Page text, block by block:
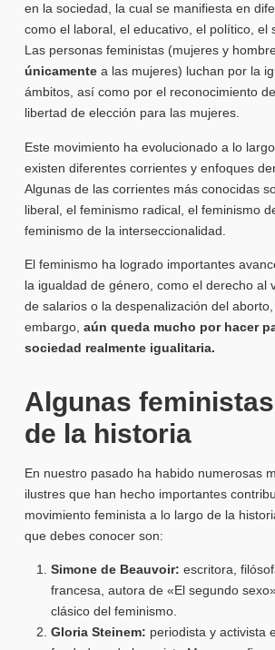
en la sociedad, la cual se manifiesta en
como el laboral, el educativo, el político, el
Las personas feministas (mujeres y
únicamentea las mujeres) luchan por la
ámbitos, así como por el reconocimiento
libertad de elección para las mujeres.
Este movimiento ha evolucionado a lo
existen diferentes corrientes y enfoques
Algunas de las corrientes más conocidas
liberal, el feminismo radical, el feminismo
feminismo de la interseccionalidad.
El feminismo ha logrado importantes
la igualdad de género, como el derecho al
de salarios o la despenalización del
embargo, aún queda mucho por hacer
sociedad realmente igualitaria.
Algunas
de la historia
En nuestro pasado ha habido numerosas
ilustres que han hecho importantes
movimiento feminista a lo largo de la
que debes conocer son:
Simone de Beauvoir: escritora,
francesa, autora de «El segundo
clásico del feminismo.
Gloria Steinem: periodista y activista